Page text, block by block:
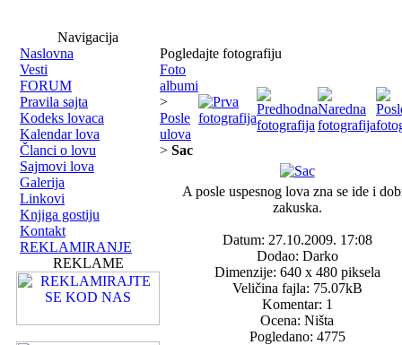
Navigacija
Naslovna
Vesti
FORUM
Pravila sajta
Kodeks lovaca
Kalendar lova
Članci o lovu
Sajmovi lova
Galerija
Linkovi
Knjiga gostiju
Kontakt
REKLAMIRANJE
REKLAME
Pogledajte fotografiju
Foto
albumi
>
Posle
ulova
> Sac
A posle uspesnog lova zna se ide i
zakuska.
Datum: 27.10.2009. 17:08
Dodao: Darko
Dimenzije: 640 x 480 piksela
Veličina fajla: 75.07kB
Komentar: 1
Ocena: Ništa
Pogledano: 4775